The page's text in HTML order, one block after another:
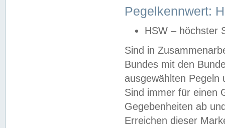
Pegelkennwert:
HSW – höchster
Sind in
Bundes mit den
ausgewählten
Sind immer für einen
Gegebenheiten ab
Erreichen dieser